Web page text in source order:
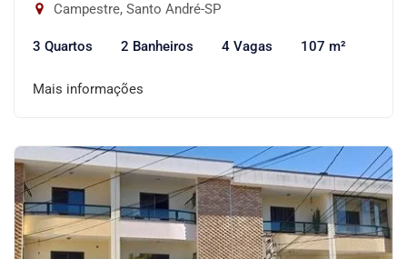
Campestre, Santo André-SP
3 Quartos 2 Banheiros 4 Vagas 107 m²
Mais informações